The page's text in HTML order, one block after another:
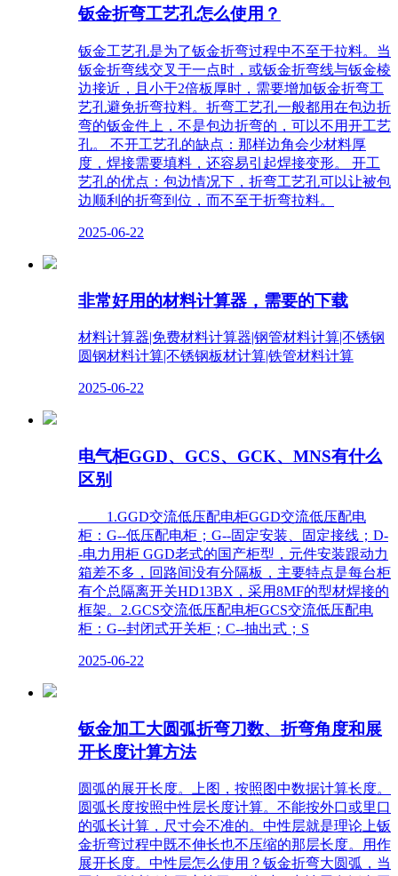
钣金折弯工艺孔怎么使用？
钣金工艺孔是为了钣金折弯过程中不至于拉料。当
钣金折弯线交叉于一点时，或钣金折弯线与钣金棱
边接近，且小于2倍板厚时，需要增加钣金折弯工
艺孔避免折弯拉料。折弯工艺孔一般都用在包边折
弯的钣金件上，不是包边折弯的，可以不用开工艺
孔。 不开工艺孔的缺点：那样边角会少材料厚
度，焊接需要填料，还容易引起焊接变形。 开工
艺孔的优点：包边情况下，折弯工艺孔可以让被包
边顺利的折弯到位，而不至于折弯拉料。
2025-06-22
非常好用的材料计算器，需要的下载
材料计算器|免费材料计算器|钢管材料计算|不锈钢
圆钢材料计算|不锈钢板材计算|铁管材料计算
2025-06-22
电气柜GGD、GCS、GCK、MNS有什么
区别
1.GGD交流低压配电柜GGD交流低压配电
柜：G--低压配电柜；G--固定安装、固定接线；D-
-电力用柜 GGD老式的国产柜型，元件安装跟动力
箱差不多，回路间没有分隔板，主要特点是每台柜
有个总隔离开关HD13BX，采用8MF的型材焊接的
框架。2.GCS交流低压配电柜GCS交流低压配电
柜：G--封闭式开关柜；C--抽出式；S
2025-06-22
钣金加工大圆弧折弯刀数、折弯角度和展
开长度计算方法
圆弧的展开长度。上图，按照图中数据计算长度。
圆弧长度按照中性层长度计算。不能按外口或里口
的弧长计算，尺寸会不准的。中性层就是理论上钣
金折弯过程中既不伸长也不压缩的那层长度。用作
展开长度。中性层怎么使用？钣金折弯大圆弧，当